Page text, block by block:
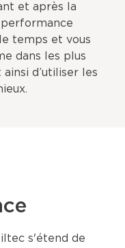
et après la
temps et vous
dans les plus
d’utiliser les
s'étend de